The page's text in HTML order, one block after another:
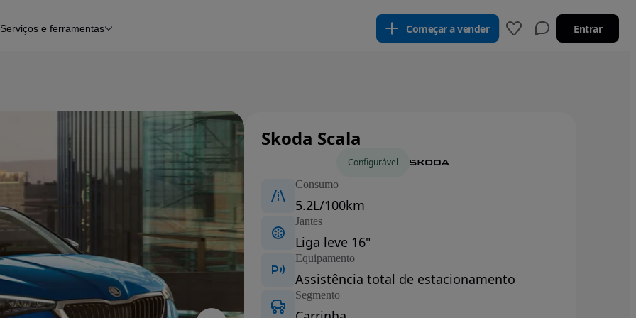
Serviços e ferramentas Começar a vender Entrar
Skoda Scala
Configurável
Consumo
5.2L/100km
Jantes
Liga leve 16"
Equipamento
Assistência total de estacionamento
Segmento